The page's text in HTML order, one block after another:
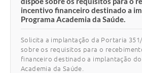
incentivo financeiro destinado a
Programa Academia da Saúde.
Solicita a implantação da Portaria
sobre os requisitos para o
financeiro destinado a implantação
Academia da Saúde.